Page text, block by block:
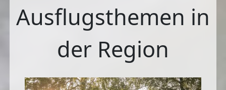
Ausflugsthemen in
der Region